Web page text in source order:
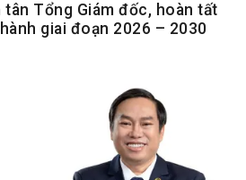
tân Tổng Giám đốc, hoàn tất
giai đoạn 2026 – 2030